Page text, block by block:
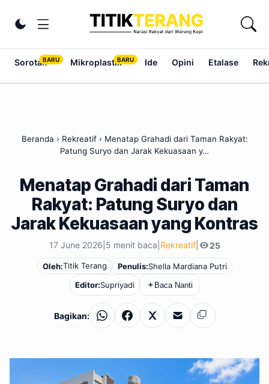
Ubah tema
Sorotan Mikroplastik Ide Opini Etalase
Beranda › Rekreatif› Menatap Grahadi dari Taman Rakyat:
Patung Suryo dan Jarak Kekuasaan y…
Menatap Grahadi dari Taman
Rakyat: Patung Suryo dan
Jarak Kekuasaan yang Kontras
17 June 2026 5 menit baca Rekreatif| 25
Oleh:Titik Terang Penulis:Shella Mardiana Putri
Editor:Supriyadi ＋ Baca Nanti
Bagikan: WhatsAppFacebook
X EmailSalin